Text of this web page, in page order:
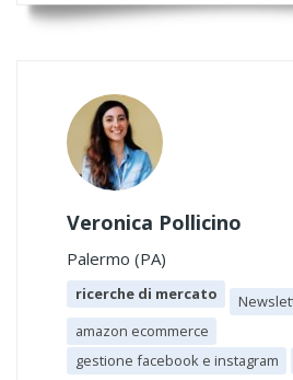
Veronica Pollicino
Palermo (PA)
ricerche di mercato
amazon ecommerce
gestione facebook e instagram